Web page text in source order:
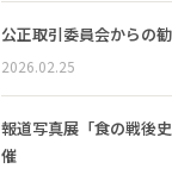
公正取引委員会からの
2026.02.25
報道写真展「食の戦後
催